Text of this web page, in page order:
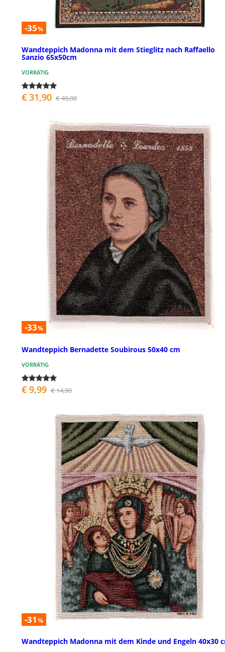
-35%
Wandteppich Madonna mit dem Stieglitz nach Raffaello
Sanzio 65x50cm
VORRÄTIG
€ 31,90 € 49,00
-33%
Wandteppich Bernadette Soubirous 50x40 cm
VORRÄTIG
€ 9,99 € 14,90
-31 %
Wandteppich Madonna mit dem Kinde und Engeln 40x30